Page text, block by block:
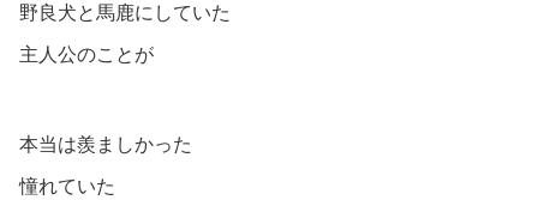
野良犬と馬鹿にしていた
主人公のことが
本当は羨ましかった
憧れていた